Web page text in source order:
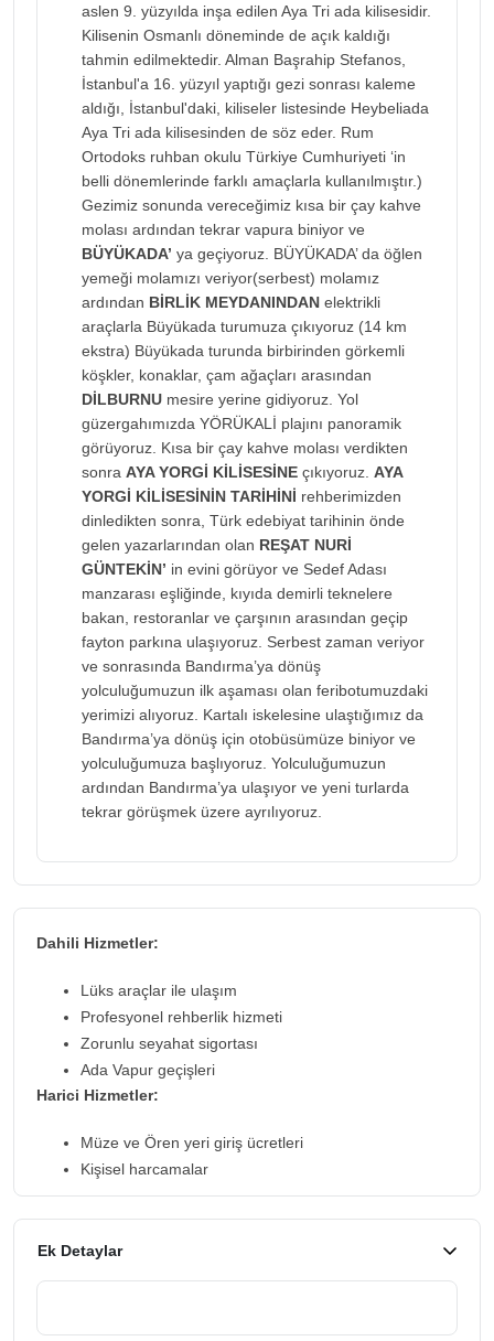
aslen 9. yüzyılda inşa edilen Aya Tri ada kilisesidir.
Kilisenin Osmanlı döneminde de açık kaldığı
tahmin edilmektedir. Alman Başrahip Stefanos,
İstanbul'a 16. yüzyıl yaptığı gezi sonrası kaleme
aldığı, İstanbul'daki, kiliseler listesinde Heybeliada
Aya Tri ada kilisesinden de söz eder. Rum
Ortodoks ruhban okulu Türkiye Cumhuriyeti ‘in
belli dönemlerinde farklı amaçlarla kullanılmıştır.)
Gezimiz sonunda vereceğimiz kısa bir çay kahve
molası ardından tekrar vapura biniyor ve
BÜYÜKADA’ ya geçiyoruz. BÜYÜKADA’ da öğlen
yemeği molamızı veriyor(serbest) molamız
ardından BİRLİK MEYDANINDAN elektrikli
araçlarla Büyükada turumuza çıkıyoruz (14 km
ekstra) Büyükada turunda birbirinden görkemli
köşkler, konaklar, çam ağaçları arasından
DİLBURNU mesire yerine gidiyoruz. Yol
güzergahımızda YÖRÜKALİ plajını panoramik
görüyoruz. Kısa bir çay kahve molası verdikten
sonra AYA YORGİ KİLİSESİNE çıkıyoruz. AYA
YORGİ KİLİSESİNİN TARİHİNİ rehberimizden
dinledikten sonra, Türk edebiyat tarihinin önde
gelen yazarlarından olan REŞAT NURİ
GÜNTEKİN’ in evini görüyor ve Sedef Adası
manzarası eşliğinde, kıyıda demirli teknelere
bakan, restoranlar ve çarşının arasından geçip
fayton parkına ulaşıyoruz. Serbest zaman veriyor
ve sonrasında Bandırma’ya dönüş
yolculuğumuzun ilk aşaması olan feribotumuzdaki
yerimizi alıyoruz. Kartalı iskelesine ulaştığımız da
Bandırma’ya dönüş için otobüsümüze biniyor ve
yolculuğumuza başlıyoruz. Yolculuğumuzun
ardından Bandırma’ya ulaşıyor ve yeni turlarda
tekrar görüşmek üzere ayrılıyoruz.
Dahili Hizmetler:
Lüks araçlar ile ulaşım
Profesyonel rehberlik hizmeti
Zorunlu seyahat sigortası
Ada Vapur geçişleri
Harici Hizmetler:
Müze ve Ören yeri giriş ücretleri
Kişisel harcamalar
Ek Detaylar